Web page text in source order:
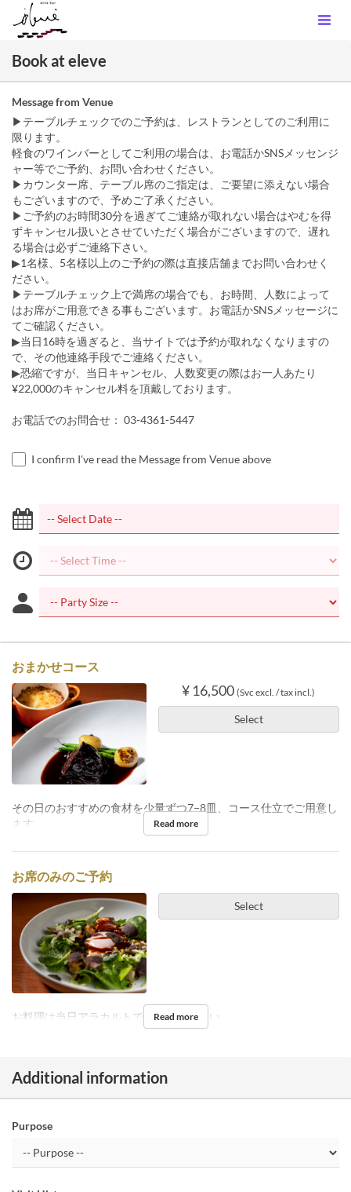
Book at eleve
Message from Venue
▶︎テーブルチェックでのご予約は、レストランとしてのご利用に
限ります。
軽食のワインバーとしてご利用の場合は、お電話かSNSメッセンジ
ャー等でご予約、お問い合わせください。
▶︎カウンター席、テーブル席のご指定は、ご要望に添えない場合
もございますので、予めご了承ください。
▶︎ご予約のお時間30分を過ぎてご連絡が取れない場合はやむを得
ずキャンセル扱いとさせていただく場合がございますので、遅れ
る場合は必ずご連絡下さい。
▶︎1名様、5名様以上のご予約の際は直接店舗までお問い合わせく
ださい。
▶︎テーブルチェック上で満席の場合でも、お時間、人数によって
はお席がご用意できる事もございます。お電話かSNSメッセージに
てご確認ください。
▶︎当日16時を過ぎると、当サイトでは予約が取れなくなりますの
で、その他連絡手段でご連絡ください。
▶︎恐縮ですが、当日キャンセル、人数変更の際はお一人あたり
¥22,000のキャンセル料を頂戴しております。
お電話でのお問合せ： 03-4361-5447
I confirm I've read the Message from Venue above
おまかせコース
¥ 16,500 (Svc excl. / tax incl.)
Select
その日のおすすめの食材を少量ずつ7−8皿、コース仕立でご用意し
ます。
Read more
お席のみのご予約
Select
お料理は当日アラカルトでご注文ください。
Read more
Additional information
Purpose